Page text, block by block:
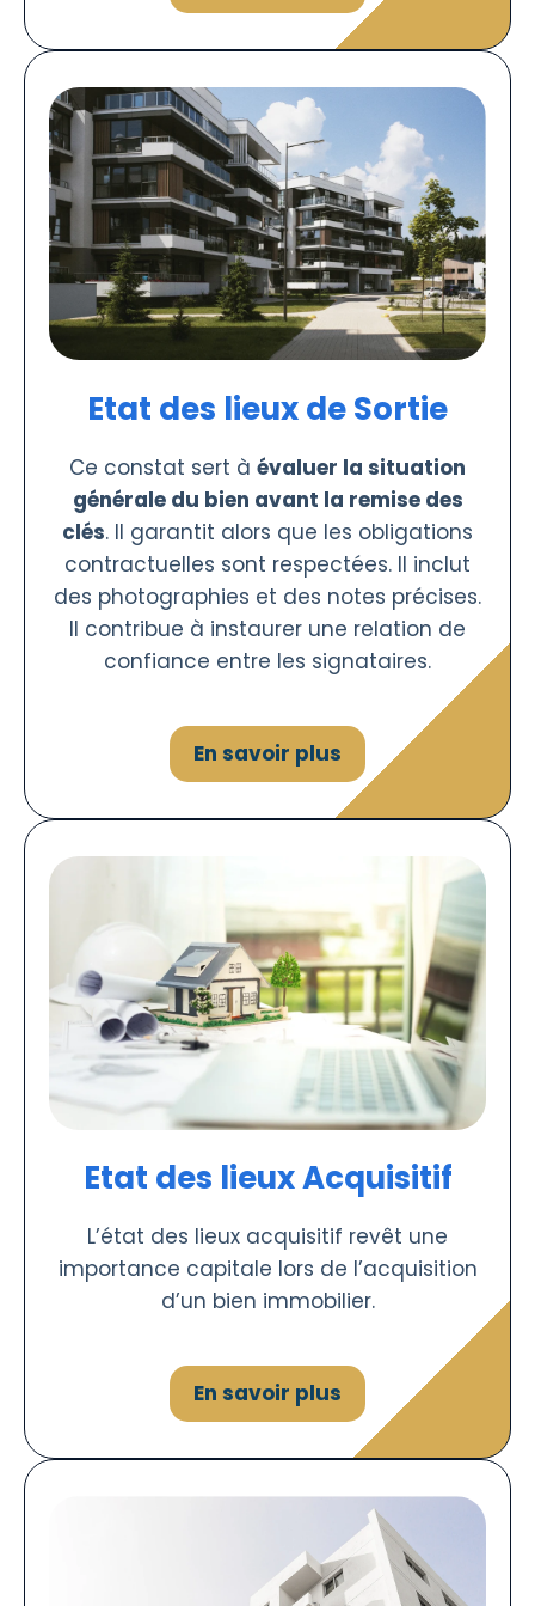
Etat des lieux de Sortie
Ce constat sert à évaluer la situation
générale du bien avant la remise des
clés. Il garantit alors que les obligations
contractuelles sont respectées. Il inclut
des photographies et des notes précises.
Il contribue à instaurer une relation de
confiance entre les signataires.
En savoir plus
Etat des lieux Acquisitif
L’état des lieux acquisitif revêt une
importance capitale lors de l’acquisition
d’un bien immobilier.
En savoir plus